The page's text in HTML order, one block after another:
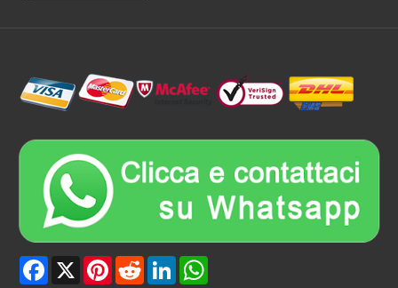
Facebook
X PinterestRedditLinkedIn